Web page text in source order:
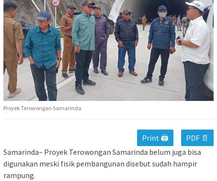
Proyek Terowongan Samarinda
Print 🖨
PDF 📄
Samarinda– Proyek Terowongan Samarinda belum juga bisa
digunakan meski fisik pembangunan disebut sudah hampir
rampung.